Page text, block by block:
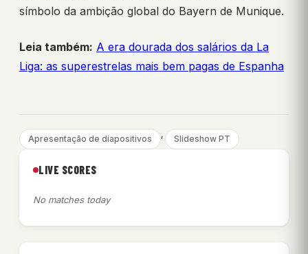
símbolo da ambição global do Bayern de Munique.
Leia também: A era dourada dos salários da La
Liga: as superestrelas mais bem pagas de Espanha
Apresentação de diapositivos , Slideshow PT
LIVE SCORES
No matches today